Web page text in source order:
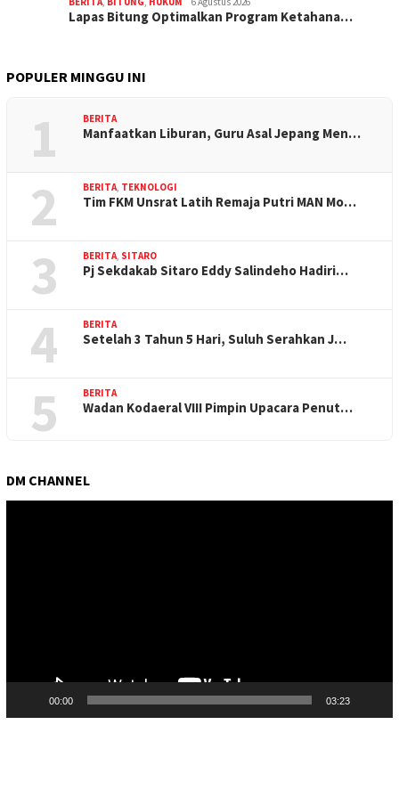
Lapas Bitung Optimalkan Program Ketahana…
POPULER MINGGU INI
1 BERITA
Manfaatkan Liburan, Guru Asal Jepang Men…
2 BERITA, TEKNOLOGI
Tim FKM Unsrat Latih Remaja Putri MAN Mo…
3 BERITA, SITARO
Pj Sekdakab Sitaro Eddy Salindeho Hadiri…
4 BERITA
Setelah 3 Tahun 5 Hari, Suluh Serahkan J…
5 BERITA
Wadan Kodaeral VIII Pimpin Upacara Penut…
DM CHANNEL
00:00 03:23